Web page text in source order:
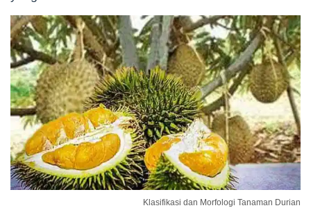
Klasifikasi dan Morfologi Tanaman Durian